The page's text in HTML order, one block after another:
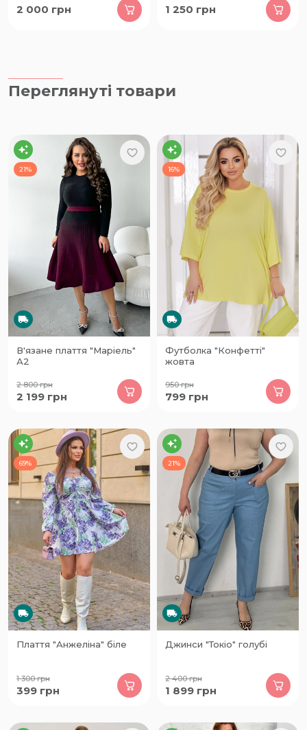
2 000 грн 1 250 грн
Переглянуті товари
21%
В'язане плаття "Маріель"
А2
2 800грн
2 199 грн
16%
Футболка "Конфетті"
жовта
950грн
799 грн
69%
Плаття "Анжеліна" біле
1 300грн
399 грн
21%
Джинси "Токіо" голубі
2 400грн
1 899 грн